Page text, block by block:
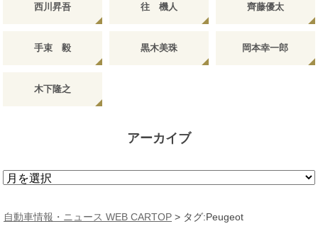
西川昇吾 往 機人 齊藤優太
手束 毅 黒木美珠 岡本幸一郎
木下隆之
アーカイブ
ア
カ
自動車情報・ニュース WEB CARTOP > タグ:Peugeot